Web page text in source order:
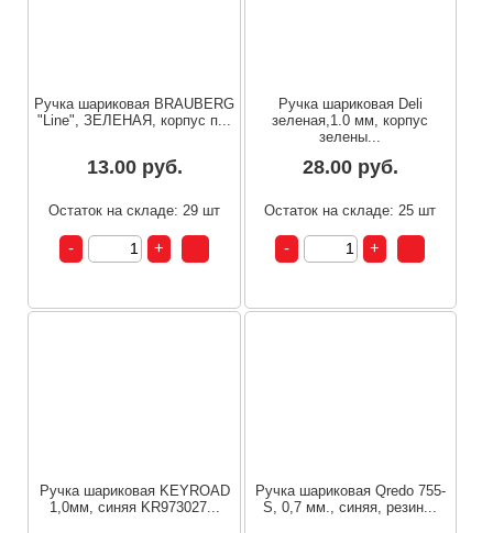
Ручка шариковая BRAUBERG
"Line", ЗЕЛЕНАЯ, корпус п...
13.00 руб.
Остаток на складе: 29 шт
Ручка шариковая Deli
зеленая,1.0 мм, корпус
зелены...
28.00 руб.
Остаток на складе: 25 шт
Ручка шариковая KEYROAD
1,0мм, синяя KR973027...
Ручка шариковая Qredo 755-
S, 0,7 мм., синяя, резин...